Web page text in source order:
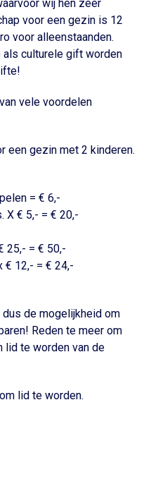
wij hen zeer
voor een gezin is 12
voor alleenstaanden.
als culturele gift worden
vele voordelen
een gezin met 2 kinderen.
= € 6,-
X € 5,- = € 20,-
25,- = € 50,-
€ 12,- = € 24,-
de mogelijkheid om
Reden te meer om
lid te worden van de
lid te worden.